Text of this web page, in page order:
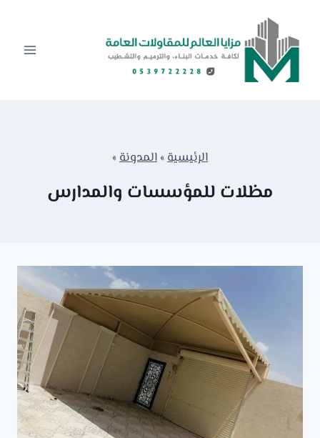
المحتوى
الرئيسية»المدونة»
مظلات للمؤسسات والمدارس